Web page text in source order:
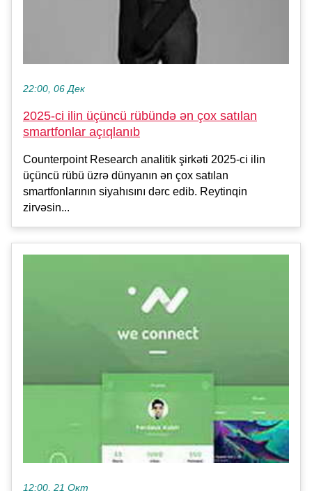
22:00, 06 Дек
2025-ci ilin üçüncü rübündə ən çox satılan
smartfonlar açıqlanıb
Counterpoint Research analitik şirkəti 2025-ci ilin
üçüncü rübü üzrə dünyanın ən çox satılan
smartfonlarının siyahısını dərc edib. Reytinqin
zirvəsin...
12:00, 21 Окт